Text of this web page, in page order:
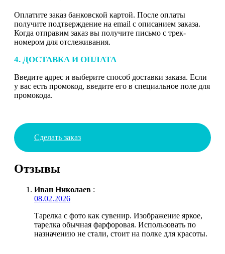
Оплатите заказ банковской картой. После оплаты
получите подтверждение на email с описанием заказа.
Когда отправим заказ вы получите письмо с трек-
номером для отслеживания.
4. ДОСТАВКА И ОПЛАТА
Введите адрес и выберите способ доставки заказа. Если
у вас есть промокод, введите его в специальное поле для
промокода.
Сделать заказ
Отзывы
Иван Николаев :
08.02.2026
Тарелка с фото как сувенир. Изображение яркое,
тарелка обычная фарфоровая. Использовать по
назначению не стали, стоит на полке для красоты.